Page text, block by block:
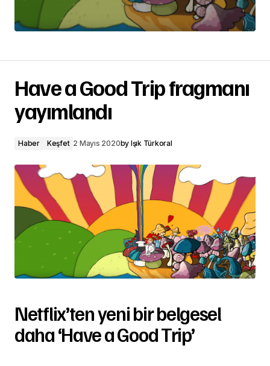
Have a Good Trip fragmanı
yayımlandı
Haber Keşfet 2 Mayıs 2020by Işık Türkoral
Netflix’ten yeni bir belgesel
daha ‘Have a Good Trip’